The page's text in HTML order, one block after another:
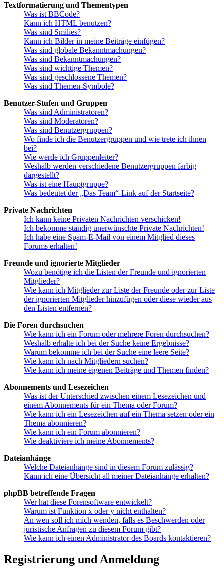
Textformatierung und Thementypen
Was ist BBCode?
Kann ich HTML benutzen?
Was sind Smilies?
Kann ich Bilder in meine Beiträge einfügen?
Was sind globale Bekanntmachungen?
Was sind Bekanntmachungen?
Was sind wichtige Themen?
Was sind geschlossene Themen?
Was sind Themen-Symbole?
Benutzer-Stufen und Gruppen
Was sind Administratoren?
Was sind Moderatoren?
Was sind Benutzergruppen?
Wo finde ich die Benutzergruppen und wie trete ich ihnen
bei?
Wie werde ich Gruppenleiter?
Weshalb werden verschiedene Benutzergruppen farbig
dargestellt?
Was ist eine Hauptgruppe?
Was bedeutet der „Das Team“-Link auf der Startseite?
Private Nachrichten
Ich kann keine Privaten Nachrichten verschicken!
Ich bekomme ständig unerwünschte Private Nachrichten!
Ich habe eine Spam-E-Mail von einem Mitglied dieses
Forums erhalten!
Freunde und ignorierte Mitglieder
Wozu benötige ich die Listen der Freunde und ignorierten
Mitglieder?
Wie kann ich Mitglieder zur Liste der Freunde oder zur Liste
der ignorierten Mitglieder hinzufügen oder diese wieder aus
den Listen entfernen?
Die Foren durchsuchen
Wie kann ich ein Forum oder mehrere Foren durchsuchen?
Weshalb erhalte ich bei der Suche keine Ergebnisse?
Warum bekomme ich bei der Suche eine leere Seite?
Wie kann ich nach Mitgliedern suchen?
Wie kann ich meine eigenen Beiträge und Themen finden?
Abonnements und Lesezeichen
Was ist der Unterschied zwischen einem Lesezeichen und
einem Abonnements für ein Thema oder Forum?
Wie kann ich ein Lesezeichen auf ein Thema setzen oder ein
Thema abonnieren?
Wie kann ich ein Forum abonnieren?
Wie deaktiviere ich meine Abonnements?
Dateianhänge
Welche Dateianhänge sind in diesem Forum zulässig?
Kann ich eine Übersicht all meiner Dateianhänge erhalten?
phpBB betreffende Fragen
Wer hat diese Forensoftware entwickelt?
Warum ist Funktion x oder y nicht enthalten?
An wen soll ich mich wenden, falls es Beschwerden oder
juristische Anfragen zu diesem Forum gibt?
Wie kann ich einen Administrator des Boards kontaktieren?
Registrierung und Anmeldung